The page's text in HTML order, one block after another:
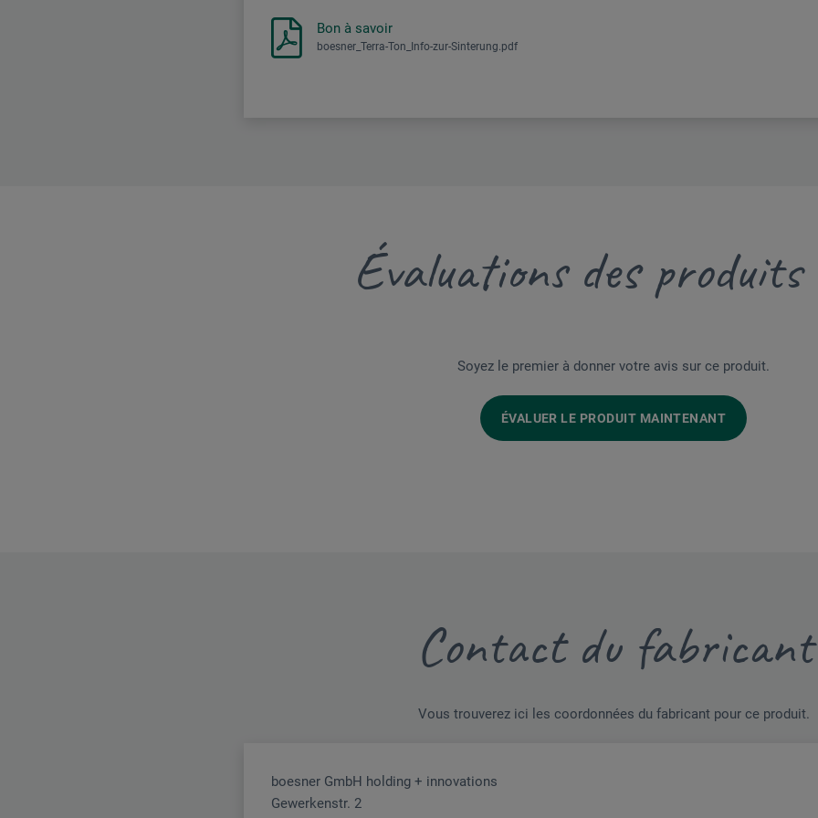
Bon à savoir
boesner_Terra-Ton_Info-zur-Sinterung.pdf
Évaluations des
Soyez le premier à donner votre avis sur ce produit.
ÉVALUER LE PRODUIT MAINTENANT
Contact du fabricant
Vous trouverez ici les coordonnées du fabricant pour ce produit.
boesner GmbH holding + innovations
Gewerkenstr. 2